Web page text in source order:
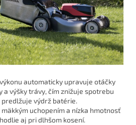
automaticky upravuje otáčky
a výšky trávy, čím znižuje spotrebu
predlžuje výdrž batérie.
uchopením a nízka hmotnosť
aj pri dlhšom kosení.